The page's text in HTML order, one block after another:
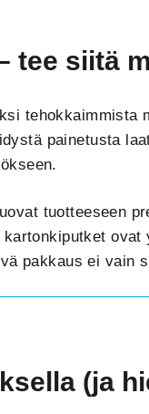
tee siitä
tehokkaimmista
painetusta
tuotteeseen
pakkaus ei vain
(ja